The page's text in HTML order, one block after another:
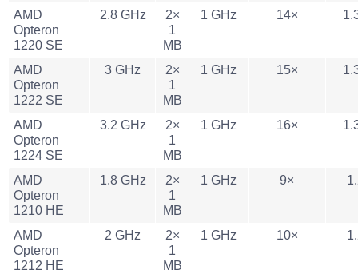
AMD
Opteron
1220 SE
2.8 GHz
2×
1
MB
1 GHz 14×
AMD
Opteron
1222 SE
3 GHz
2×
1
MB
1 GHz 15×
AMD
Opteron
1224 SE
3.2 GHz
2×
1
MB
1 GHz 16×
AMD
Opteron
1210 HE
1.8 GHz
2×
1
MB
1 GHz 9×
AMD
Opteron
1212 HE
2 GHz
2×
1
MB
1 GHz 10×